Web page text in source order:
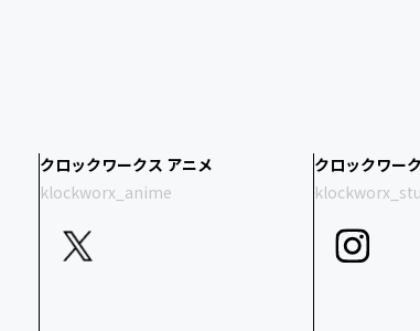
クロックワークス アニメ
klockworx_anime
クロックワー